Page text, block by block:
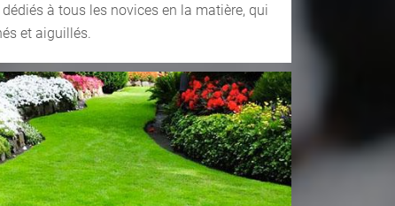
à tous les novices en la matière, qui
et aiguillés.